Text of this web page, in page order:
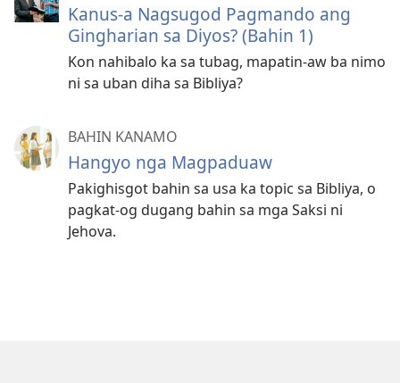
Kanus-a Nagsugod Pagmando ang
Gingharian sa Diyos? (Bahin 1)
Kon nahibalo ka sa tubag, mapatin-aw ba nimo
ni sa uban diha sa Bibliya?
BAHIN KANAMO
Hangyo nga Magpaduaw
Pakighisgot bahin sa usa ka topic sa Bibliya, o
pagkat-og dugang bahin sa mga Saksi ni
Jehova.